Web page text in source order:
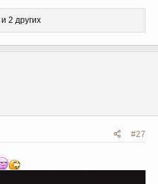
и 2 других
#27